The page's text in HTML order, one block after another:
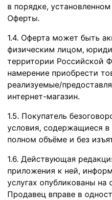
в порядке,
Оферты.
1.4. Оферта может быть
физическим лицом,
территории Российской
намерение приобрести
реализуемые/
интернет-магазин.
1.5. Покупатель
условия, содержащиеся
полном объёме и без
1.6. Действующая
приложения к ней,
услугах опубликованы
Продавец вправе в